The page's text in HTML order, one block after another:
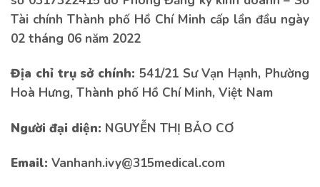
Tài chính Thành phố Hồ Chí Minh cấp lần đầu ngày
02 tháng 06 năm 2022
Địa chỉ trụ sở chính: 541/21 Sư Vạn Hạnh, Phường
Hoà Hưng, Thành phố Hồ Chí Minh, Việt Nam
Người đại diện: NGUYỄN THỊ BẢO CƠ
Email: Vanhanh.ivy@315medical.com